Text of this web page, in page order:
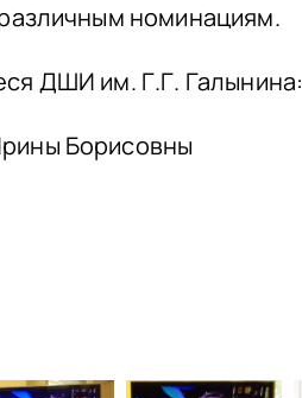
номинациям.
ДШИ им. Г.Г. Галынина:
Борисовны